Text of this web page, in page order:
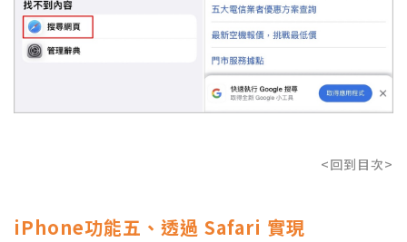
<回到目次>
iPhone功能五、透過 Safari 實現